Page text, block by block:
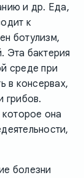
и др. Еда,
к
ботулизм,
Эта бактерия
среде при
в консервах,
грибов.
она
болезни